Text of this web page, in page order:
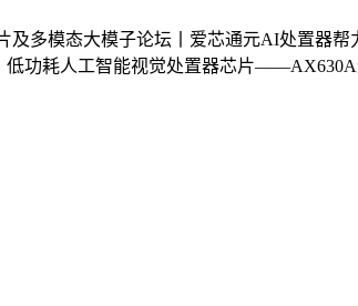
模态大模子论坛丨爱芯通元AI处置器帮
功耗人工智能视觉处置器芯片